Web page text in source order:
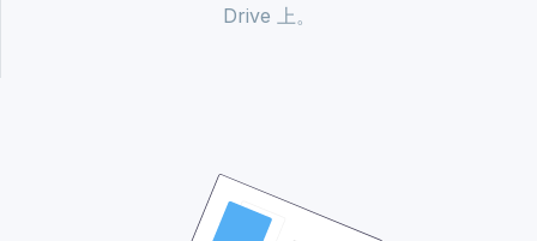
Drive 上。